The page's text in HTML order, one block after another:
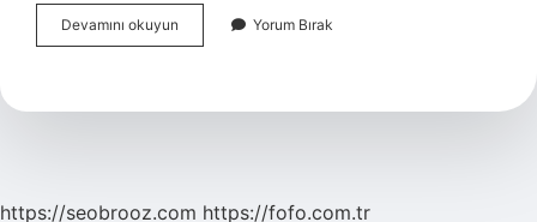
Devamını okuyun
Güverte
Yapar
Yorum Bırak
https://seobrooz.com https://fofo.com.tr